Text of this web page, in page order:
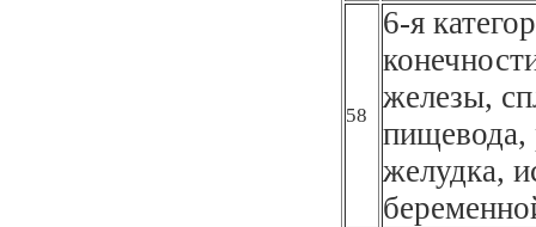
58
6-я
железы,
пищевода,
желудка,